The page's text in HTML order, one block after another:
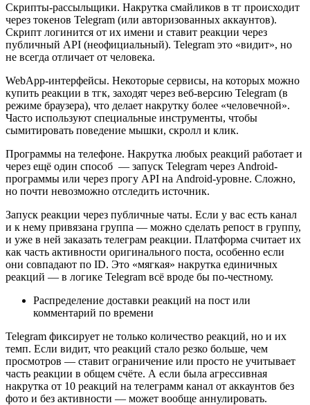
Скрипты-рассыльщики. Накрутка смайликов в тг происходит
через токенов Telegram (или авторизованных аккаунтов).
Скрипт логинится от их имени и ставит реакции через
публичный API (неофициальный). Telegram это «видит», но
не всегда отличает от человека.
WebApp-интерфейсы. Некоторые сервисы, на которых можно
купить реакции в тгк, заходят через веб-версию Telegram (в
режиме браузера), что делает накрутку более «человечной».
Часто используют специальные инструменты, чтобы
сымитировать поведение мышки, скролл и клик.
Программы на телефоне. Накрутка любых реакций работает и
через ещё один способ  — запуск Telegram через Android-
программы или через прогу API на Android-уровне. Сложно,
но почти невозможно отследить источник.
Запуск реакции через публичные чаты. Если у вас есть канал
и к нему привязана группа — можно сделать репост в группу,
и уже в ней заказать телеграм реакции. Платформа считает их
как часть активности оригинального поста, особенно если
они совпадают по ID. Это «мягкая» накрутка единичных
реакций — в логике Telegram всё вроде бы по-честному.
Распределение доставки реакций на пост или
комментарий по времени
Telegram фиксирует не только количество реакций, но и их
темп. Если видит, что реакций стало резко больше, чем
просмотров — ставит ограничение или просто не учитывает
часть реакции в общем счёте. А если была агрессивная
накрутка от 10 реакций на телеграмм канал от аккаунтов без
фото и без активности — может вообще аннулировать.